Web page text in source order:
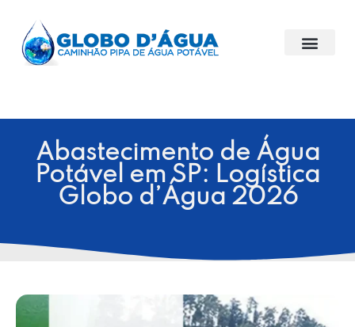
Abastecimento de Água
Potável em SP: Logística
Globo d’Água 2026